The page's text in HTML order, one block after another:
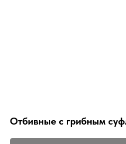
Отбивные с грибным